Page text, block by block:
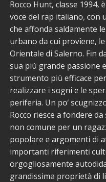
Rocco Hunt, classe 1994,
voce del rap italiano, con
che affonda saldamente
urbano da cui proviene,
Orientale di Salerno. Fin
sua più grande passione
strumento più efficace
realizzare i sogni e le
periferia. Un po’
Rocco riesce a fondere
non comune per un
popolare e argomenti di
importanti riferimenti
orgogliosamente
grandissima proprietà di